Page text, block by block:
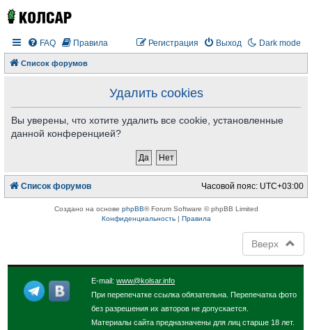
Dark mode
FAQ Правила Выход
Регистрация
Список форумов
Удалить cookies
Вы уверены, что хотите удалить все cookie, установленные
данной конференцией?
Список форумов Часовой пояс: UTC+03:00
Создано на основе phpBB® Forum Software © phpBB Limited
Конфиденциальность| Правила
Вверх
E-mail:www@kolsar.info
При перепечатке ссылка обязательна. Перепечатка фото
без разрешения их авторов не допускается.
Материалы сайта предназначены для лиц старше 18 лет.